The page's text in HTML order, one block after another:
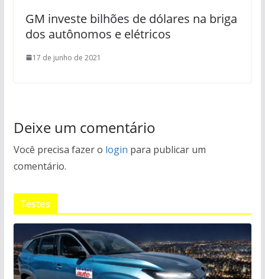
GM investe bilhões de dólares na briga
dos autônomos e elétricos
17 de junho de 2021
Deixe um comentário
Você precisa fazer o login para publicar um
comentário.
Testes